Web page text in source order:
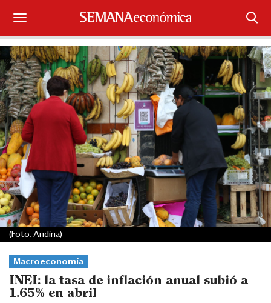
Suscríbase
Iniciar sesión
Portada
¿Qué está pasando?
Sectores y Empresas
Management
Economía y Finanzas
Legal y Política
Eventos
Blogs
Macroeconomía
INEI: la tasa de inflación anual subió a
1.65% en abril
(Foto: Andina)